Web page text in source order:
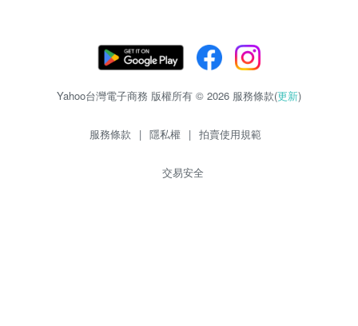
Yahoo台灣電子商務 版權所有 © 2026 服務條款(更新)
服務條款 | 隱私權 | 拍賣使用規範
交易安全